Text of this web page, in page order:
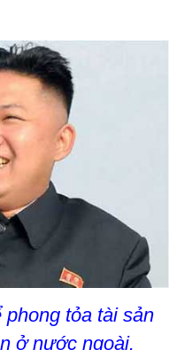
tỏa tài sản
ở nước ngoài.